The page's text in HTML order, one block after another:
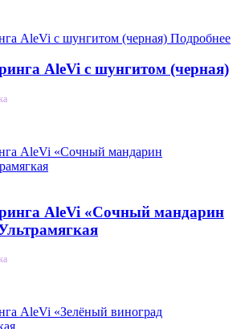
Подробнее
AleVi с шунгитом (черная)
AleVi «Сочный мандарин